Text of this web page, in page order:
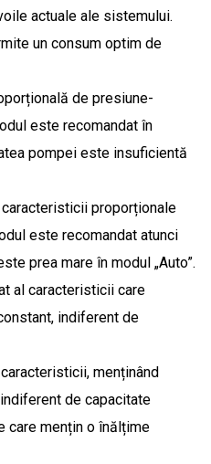
actuale ale sistemului.
un consum optim de
de presiune-
este recomandat în
pompei este insuficientă
proporționale
este recomandat atunci
prea mare în modul „Auto”.
al caracteristicii care
indiferent de
menținând
de capacitate
care mențin o înălțime